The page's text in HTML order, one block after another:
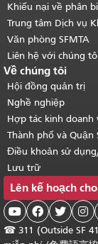
Khiếu nại về phân
Trung tâm Dịch vụ
Văn phòng SFMTA
Liên hệ với chúng
Về chúng tôi
Hội đồng quản trị
Nghề nghiệp
Hợp tác kinh doanh
Thành phố và Quận
Điều khoản sử
Lưu trữ
Lên kế hoạch
   
☎ 311 (Outside SF